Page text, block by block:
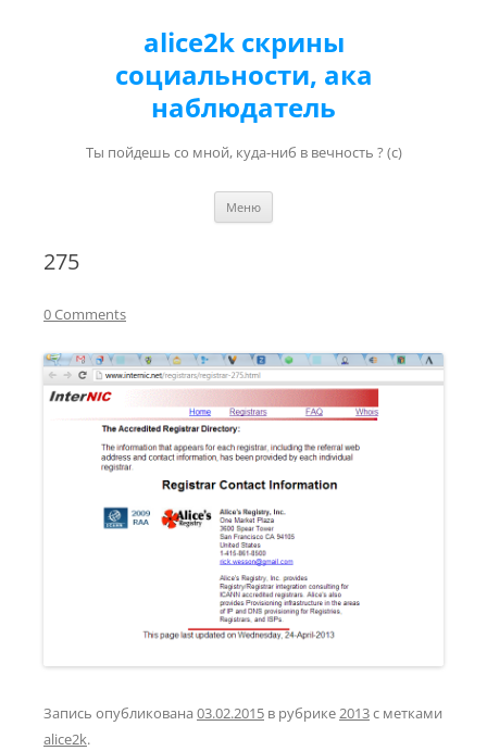
alice2k скрины
социальности, ака
наблюдатель
Ты пойдешь со мной, куда-ниб в вечность ? (с)
Меню
275
0 Comments
Запись опубликована 03.02.2015 в рубрике2013с метками
alice2k.